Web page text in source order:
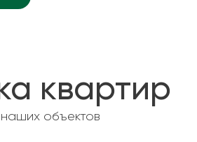
квартир
объектов